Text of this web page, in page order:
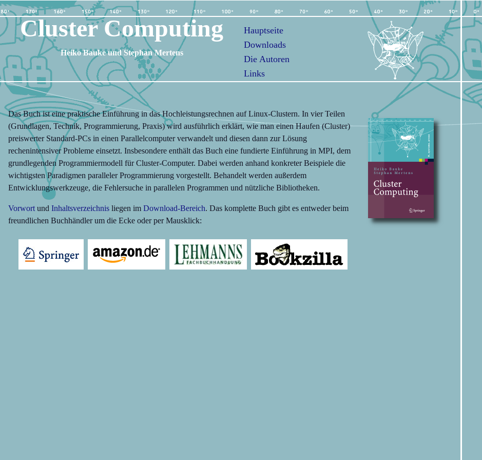
Cluster Computing
Heiko Bauke und Stephan Mertens
Hauptseite
Downloads
Die Autoren
Links
Das Buch ist eine praktische Einführung in das Hochleistungsrechnen auf Linux-Clustern. In vier Teilen
(Grundlagen, Technik, Programmierung, Praxis) wird ausführlich erklärt, wie man einen Haufen (Cluster)
preiswerter Standard-PCs in einen Parallelcomputer verwandelt und diesen dann zur Lösung
rechenintensiver Probleme einsetzt. Insbesondere enthält das Buch eine fundierte Einführung in MPI, dem
grundlegenden Programmiermodell für Cluster-Computer. Dabei werden anhand konkreter Beispiele die
wichtigsten Paradigmen paralleler Programmierung vorgestellt. Behandelt werden außerdem
Entwicklungswerkzeuge, die Fehlersuche in parallelen Programmen und nützliche Bibliotheken.
Vorwort und Inhaltsverzeichnis liegen im Download-Bereich. Das komplette Buch gibt es entweder beim
freundlichen Buchhändler um die Ecke oder per Mausklick: